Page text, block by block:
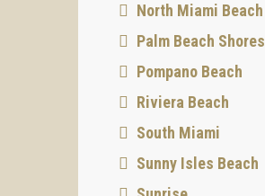
North Miami Beach
Palm Beach Shores
Pompano Beach
Riviera Beach
South Miami
Sunny Isles Beach